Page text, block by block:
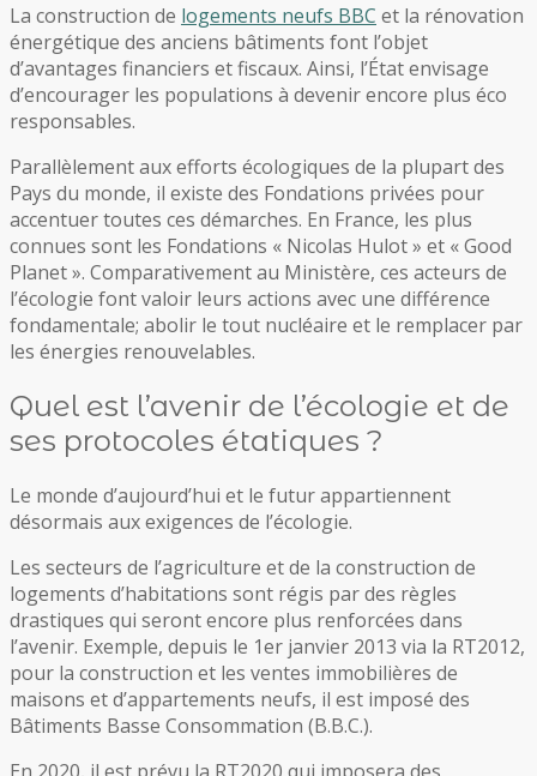
La construction de logements neufs BBC et la rénovation
énergétique des anciens bâtiments font l’objet
d’avantages financiers et fiscaux. Ainsi, l’État envisage
d’encourager les populations à devenir encore plus éco
responsables.
Parallèlement aux efforts écologiques de la plupart des
Pays du monde, il existe des Fondations privées pour
accentuer toutes ces démarches. En France, les plus
connues sont les Fondations « Nicolas Hulot » et « Good
Planet ». Comparativement au Ministère, ces acteurs de
l’écologie font valoir leurs actions avec une différence
fondamentale; abolir le tout nucléaire et le remplacer par
les énergies renouvelables.
Quel est l’avenir de l’écologie et de
ses protocoles étatiques ?
Le monde d’aujourd’hui et le futur appartiennent
désormais aux exigences de l’écologie.
Les secteurs de l’agriculture et de la construction de
logements d’habitations sont régis par des règles
drastiques qui seront encore plus renforcées dans
l’avenir. Exemple, depuis le 1er janvier 2013 via la RT2012,
pour la construction et les ventes immobilières de
maisons et d’appartements neufs, il est imposé des
Bâtiments Basse Consommation (B.B.C.).
En 2020, il est prévu la RT2020 qui imposera des